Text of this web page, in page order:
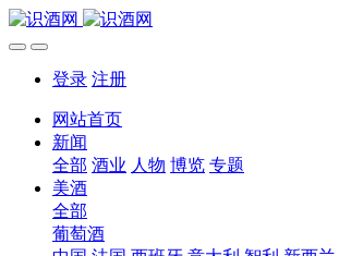
登录 注册
网站首页
新闻
全部 酒业 人物 博览 专题
美酒
全部
葡萄酒